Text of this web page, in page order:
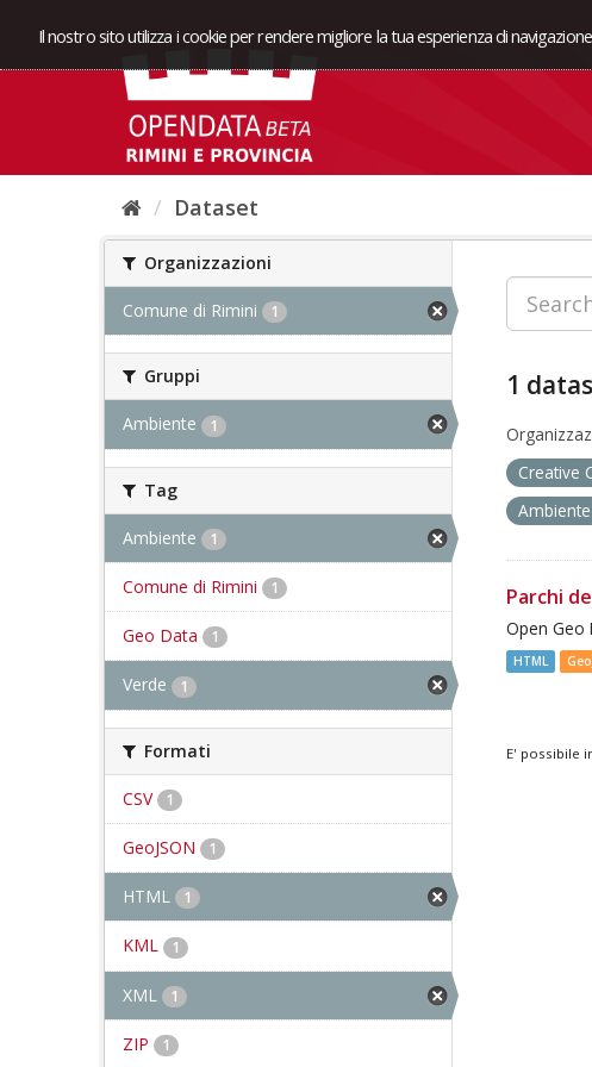
Il nostro sito utilizza i cookie per rendere migliore la tua esperienza di
Dataset
Organizzazioni
Comune di Rimini 1
Gruppi
Ambiente 1
Tag
Ambiente 1
Comune di Rimini 1
Geo Data 1
Verde 1
Formati
CSV 1
GeoJSON 1
HTML 1
KML 1
XML 1
ZIP 1
1
Creative
Ambiente
Parchi
Open Geo
HTML
E' possibile